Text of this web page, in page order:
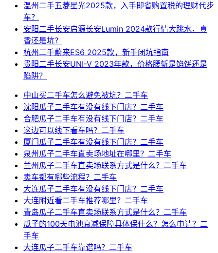
温州二手五菱星光2025款，入手即省购置税的理财代步
车？
安阳二手长安启源长安Lumin 2024款行情大跳水，真
香还是坑？
杭州二手蔚来ES6 2025款，新手闭坑指南
贵阳二手长安UNI-V 2023年款，价格腰斩是馅饼还是
陷阱？
中山买二手车怎么避免被坑？二手车
沈阳瓜子二手车有没有线下门店？二手车
合肥瓜子二手车有没有线下门店？二手车
这边可以线下看车吗？二手车
厦门瓜子二手车有没有线下门店？二手车
泉州瓜子二手车直卖场地址在哪里？二手车
兰州瓜子二手车直卖场联系方式是什么？二手车
卖车都有哪些流程？二手车
大连瓜子二手车有没有线下门店？二手车
大连附近看二手车推荐哪里？二手车
青岛瓜子二手车直卖场联系方式是什么？二手车
瓜子的100天电池衰减保障具体保什么？怎么申请？二
手车
大连瓜子二手车靠谱吗？二手车